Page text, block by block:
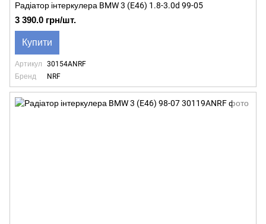
Радіатор інтеркулера BMW 3 (E46) 1.8-3.0d 99-05
3 390.0 грн/шт.
Купити
Артикул
30154ANRF
Бренд
NRF